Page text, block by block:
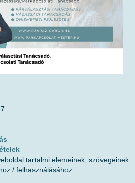
tartalmi elemeinek, szövegeinek
/ felhasználásához